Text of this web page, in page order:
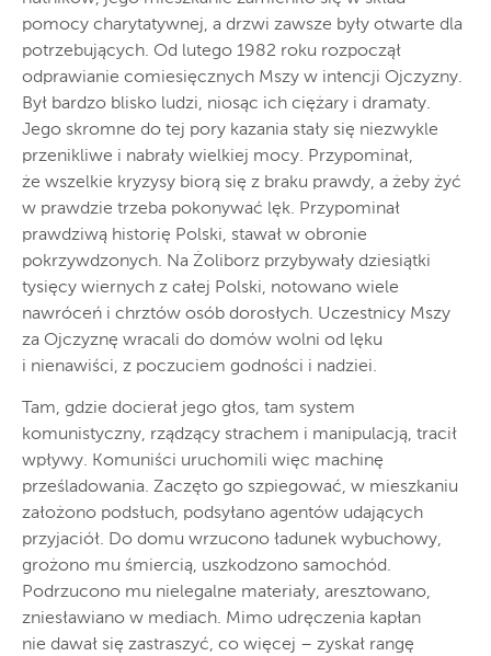
pomocy charytatywnej, a drzwi zawsze były otwarte dla
potrzebujących. Od lutego 1982 roku rozpoczął
odprawianie comiesięcznych Mszy w intencji Ojczyzny.
Był bardzo blisko ludzi, niosąc ich ciężary i dramaty.
Jego skromne do tej pory kazania stały się niezwykle
przenikliwe i nabrały wielkiej mocy. Przypominał,
że wszelkie kryzysy biorą się z braku prawdy, a żeby żyć
w prawdzie trzeba pokonywać lęk. Przypominał
prawdziwą historię Polski, stawał w obronie
pokrzywdzonych. Na Żoliborz przybywały dziesiątki
tysięcy wiernych z całej Polski, notowano wiele
nawróceń i chrztów osób dorosłych. Uczestnicy Mszy
za Ojczyznę wracali do domów wolni od lęku
i nienawiści, z poczuciem godności i nadziei.
Tam, gdzie docierał jego głos, tam system
komunistyczny, rządzący strachem i manipulacją, tracił
wpływy. Komuniści uruchomili więc machinę
prześladowania. Zaczęto go szpiegować, w mieszkaniu
założono podsłuch, podsyłano agentów udających
przyjaciół. Do domu wrzucono ładunek wybuchowy,
grożono mu śmiercią, uszkodzono samochód.
Podrzucono mu nielegalne materiały, aresztowano,
zniesławiano w mediach. Mimo udręczenia kapłan
nie dawał się zastraszyć, co więcej – zyskał rangę